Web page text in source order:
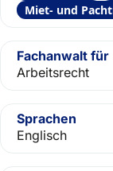
Miet- und
Fachanwalt für
Arbeitsrecht
Sprachen
Englisch